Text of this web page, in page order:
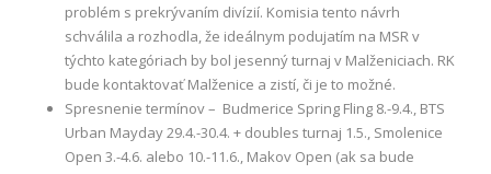
problém s prekrývaním divízií. Komisia tento návrh
schválila a rozhodla, že ideálnym podujatím na MSR v
týchto kategóriach by bol jesenný turnaj v Malženiciach. RK
bude kontaktovať Malženice a zistí, či je to možné.
Spresnenie termínov – Budmerice Spring Fling 8.-9.4., BTS
Urban Mayday 29.4.-30.4. + doubles turnaj 1.5., Smolenice
Open 3.-4.6. alebo 10.-11.6., Makov Open (ak sa bude